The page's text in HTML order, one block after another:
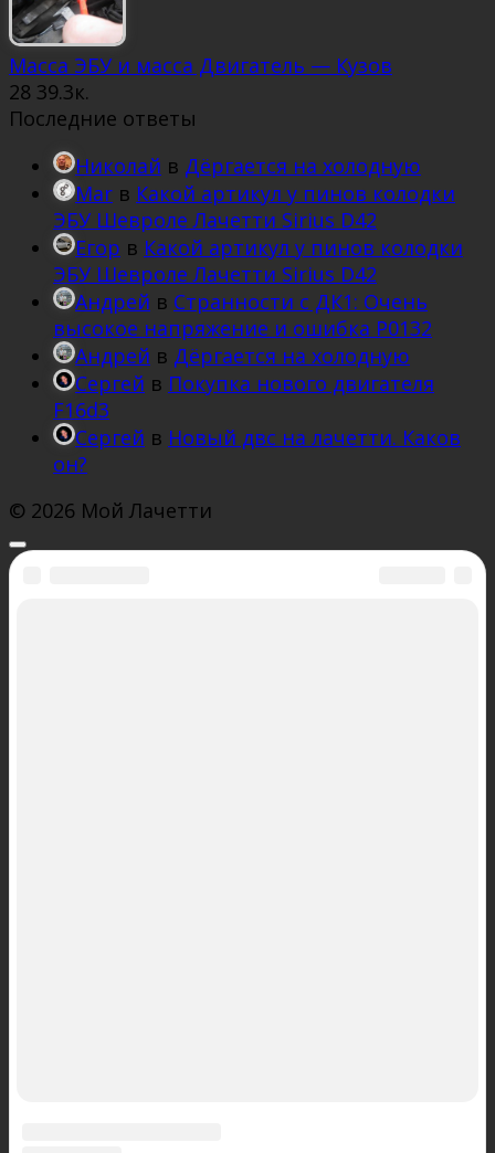
Масса ЭБУ и масса Двигатель — Кузов
28 39.3к.
Последние ответы
Николай в Дёргается на холодную
Mar в Какой артикул у пинов колодки
ЭБУ Шевроле Лачетти Sirius D42
Егор в Какой артикул у пинов колодки
ЭБУ Шевроле Лачетти Sirius D42
Андрей в Странности с ДК1: Очень
высокое напряжение и ошибка Р0132
Андрей в Дёргается на холодную
Сергей в Покупка нового двигателя
F16d3
Сергей в Новый двс на лачетти. Каков
он?
© 2026 Мой Лачетти